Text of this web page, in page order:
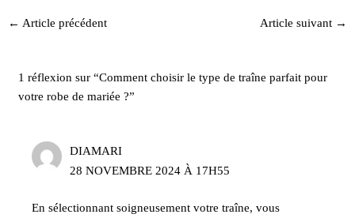
← Article précédent Article suivant →
1 réflexion sur “Comment choisir le type de traîne parfait pour
votre robe de mariée ?”
DIAMARI
28 NOVEMBRE 2024 À 17H55
En sélectionnant soigneusement votre traîne, vous